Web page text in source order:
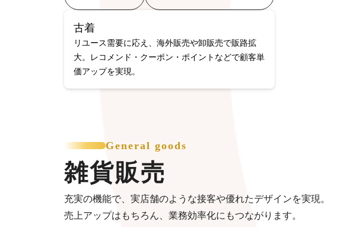
古着
リユース需要に応え、海外販売や卸販売で販路拡
大。レコメンド・クーポン・ポイントなどで顧客単
価アップを実現。
General goods
雑貨販売
充実の機能で、実店舗のような接客や優れたデザインを実現。
売上アップはもちろん、業務効率化にもつながります。